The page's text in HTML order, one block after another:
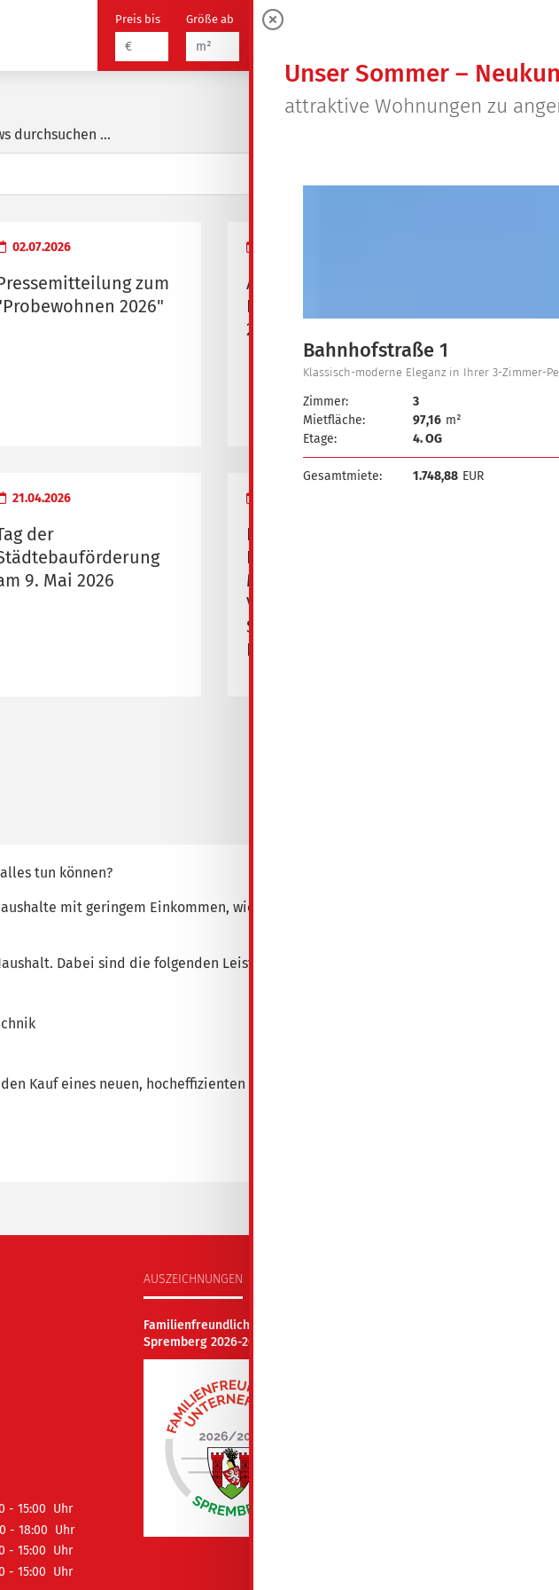
Preis bis Größe ab Zimmer
durchsuchen ...
02.07.2026
zum
2026"
Abschaltung
Fernwärme vom
29.06.2026 - 02.07.2026
21.04.2026
der
9. Mai 2026
Pressemitteilung zur
Eröffnung des neuen
Medizinischen
Versorgungszentrums
Spremberg,
Bahnhofstraße 1/2
tun können?
mit geringem Einkommen, wie z. B. Arbeitslosengeld II,
Dabei sind die folgenden Leistungen enthalten:
Kauf eines neuen, hocheffizienten Kühlgeräts ausgegeben.
- 15:00 Uhr
- 18:00 Uhr
- 15:00 Uhr
- 15:00 Uhr
AUSZEICHNUNGEN
Familienfreundliches Unternehmen
Spremberg 2026-2027
Unser Sommer –
attraktive Wohnungen zu
Bahnhofstraße 1
Klassisch-moderne Eleganz in Ihrer 3-Zimmer-
Zimmer:
3
Mietfläche:
97,16 m²
Etage:
4. OG
Gesamtmiete: 1.748,88 EUR